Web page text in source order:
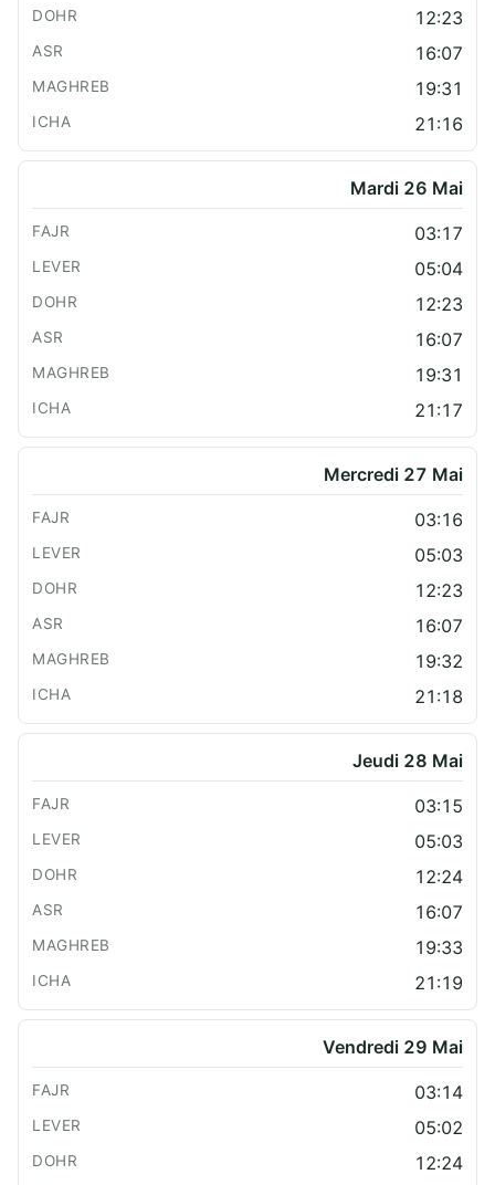
12:23
16:07
19:31
21:16
Mardi 26 Mai
03:17
05:04
12:23
16:07
19:31
21:17
Mercredi 27 Mai
03:16
05:03
12:23
16:07
19:32
21:18
Jeudi 28 Mai
03:15
05:03
12:24
16:07
19:33
21:19
Vendredi 29 Mai
03:14
05:02
12:24